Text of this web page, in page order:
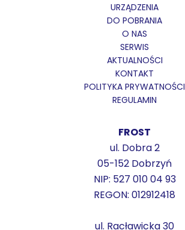
URZĄDZENIA
DO POBRANIA
O NAS
SERWIS
AKTUALNOŚCI
KONTAKT
POLITYKA PRYWATNOŚCI
REGULAMIN
FROST
ul. Dobra 2
05-152 Dobrzyń
NIP: 527 010 04 93
REGON: 012912418
ul. Racławicka 30